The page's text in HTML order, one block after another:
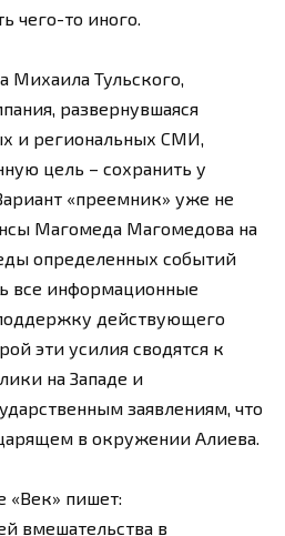
чего-то иного.
Михаила Тульского,
развернувшаяся
и региональных СМИ,
цель – сохранить у
«преемник» уже не
Магомеда Магомедова на
определенных событий
все информационные
действующего
эти усилия сводятся к
на Западе и
заявлениям, что
в окружении Алиева.
«Век» пишет:
вмешательства в